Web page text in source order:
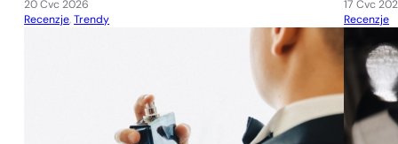
20 Čvc 2026
Recenzje,Trendy
17 Čvc
Recenzje